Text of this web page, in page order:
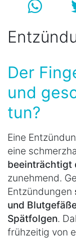
Der
und
tun?
Eine
eine
beeinträchtigt
zunehmend.
Entzündungen
und
Spätfolgen.
frühzeitig von